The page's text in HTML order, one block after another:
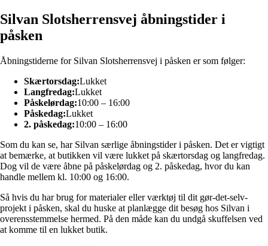
Silvan Slotsherrensvej åbningstider i
påsken
Åbningstiderne for Silvan Slotsherrensvej i påsken er som følger:
Skærtorsdag:Lukket
Langfredag:Lukket
Påskelørdag:10:00 – 16:00
Påskedag:Lukket
2. påskedag:10:00 – 16:00
Som du kan se, har Silvan særlige åbningstider i påsken. Det er vigtigt
at bemærke, at butikken vil være lukket på skærtorsdag og langfredag.
Dog vil de være åbne på påskelørdag og 2. påskedag, hvor du kan
handle mellem kl. 10:00 og 16:00.
Så hvis du har brug for materialer eller værktøj til dit gør-det-selv-
projekt i påsken, skal du huske at planlægge dit besøg hos Silvan i
overensstemmelse hermed. På den måde kan du undgå skuffelsen ved
at komme til en lukket butik.